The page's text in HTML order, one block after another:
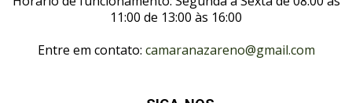
11:00 de 13:00 às 16:00
Entre em contato: camaranazareno@gmail.com